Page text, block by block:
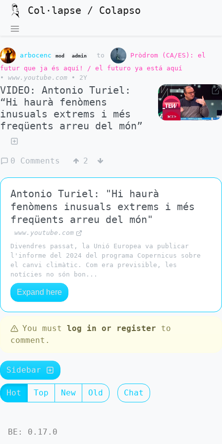
Col·lapse / Colapso
arbocenc mod admin to
Pròdrom (CA/ES): el
futur que ja és aquí! / el futuro ya está aquí
•
www.youtube.com • 2Y
VIDEO: Antonio Turiel:
“Hi haurà fenòmens
inusuals extrems i més
freqüents arreu del món”
0 Comments 2
Antonio Turiel: "Hi haurà
fenòmens inusuals extrems i més
freqüents arreu del món"
www.youtube.com
Divendres passat, la Unió Europea va publicar
l'informe del 2024 del programa Copernicus sobre
el canvi climàtic. Com era previsible, les
notícies no són bon...
Expand here
You must log in or register to
comment.
Sidebar
Hot Top New Old Chat
BE: 0.17.0